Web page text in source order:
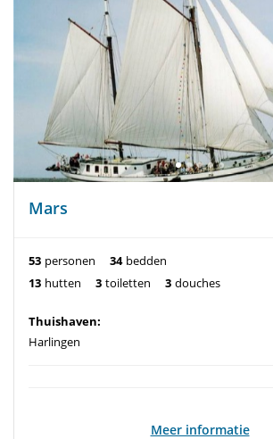
Mars
53 personen 34 bedden
13 hutten 3 toiletten 3 douches
Thuishaven:
Harlingen
Meer informatie